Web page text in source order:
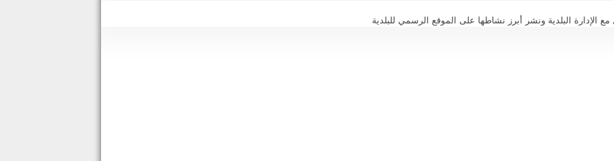
البلدية ونشر أبرز نشاطها على الموقع الرسمي للبلدية